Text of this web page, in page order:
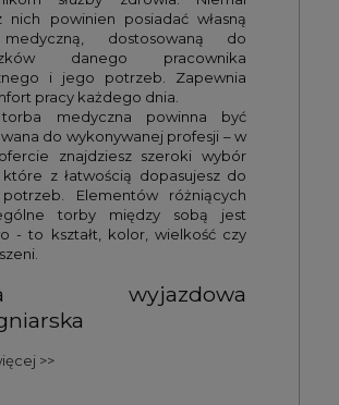
nich powinien posiadać własną
dostosowaną do
danego pracownika
i jego potrzeb. Zapewnia
pracy każdego dnia.
medyczna powinna być
do wykonywanej profesji – w
znajdziesz szeroki wybór
z łatwością dopasujesz do
Elementów różniących
torby między sobą jest
- to kształt, kolor, wielkość czy
wyjazdowa
>>